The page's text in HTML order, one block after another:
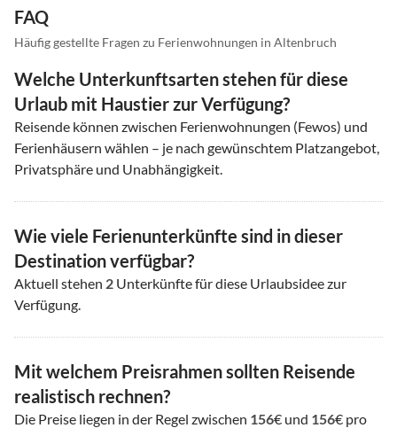
FAQ
Häufig gestellte Fragen zu Ferienwohnungen in Altenbruch
Welche Unterkunftsarten stehen für diese
Urlaub mit Haustier zur Verfügung?
Reisende können zwischen Ferienwohnungen (Fewos) und
Ferienhäusern wählen – je nach gewünschtem Platzangebot,
Privatsphäre und Unabhängigkeit.
Wie viele Ferienunterkünfte sind in dieser
Destination verfügbar?
Aktuell stehen 2 Unterkünfte für diese Urlaubsidee zur
Verfügung.
Mit welchem Preisrahmen sollten Reisende
realistisch rechnen?
Die Preise liegen in der Regel zwischen 156€ und 156€ pro